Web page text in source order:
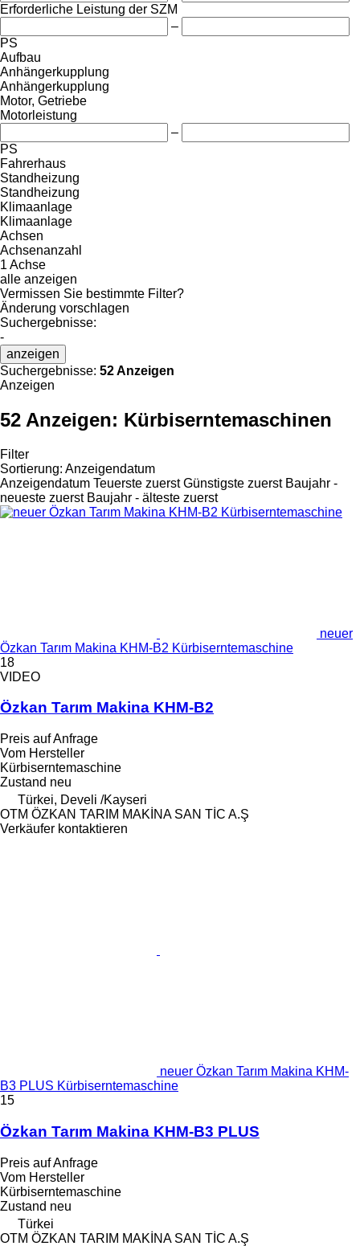
Erforderliche Leistung der SZM
–
PS
Aufbau
Anhängerkupplung
Anhängerkupplung
Motor, Getriebe
Motorleistung
–
PS
Fahrerhaus
Standheizung
Standheizung
Klimaanlage
Klimaanlage
Achsen
Achsenanzahl
1 Achse
alle anzeigen
Vermissen Sie bestimmte Filter?
Änderung vorschlagen
Suchergebnisse:
-
anzeigen
Suchergebnisse: 52 Anzeigen
Anzeigen
52 Anzeigen: Kürbiserntemaschinen
Filter
Sortierung: Anzeigendatum
Anzeigendatum Teuerste zuerst Günstigste zuerst Baujahr -
neueste zuerst Baujahr - älteste zuerst
neuer
Özkan Tarım Makina KHM-B2 Kürbiserntemaschine
18
VIDEO
Özkan Tarım Makina KHM-B2
Preis auf Anfrage
Vom Hersteller
Kürbiserntemaschine
Zustand neu
Türkei, Develi /Kayseri
OTM ÖZKAN TARIM MAKİNA SAN TİC A.Ş
Verkäufer kontaktieren
neuer Özkan Tarım Makina KHM-
B3 PLUS Kürbiserntemaschine
15
Özkan Tarım Makina KHM-B3 PLUS
Preis auf Anfrage
Vom Hersteller
Kürbiserntemaschine
Zustand neu
Türkei
OTM ÖZKAN TARIM MAKİNA SAN TİC A.Ş